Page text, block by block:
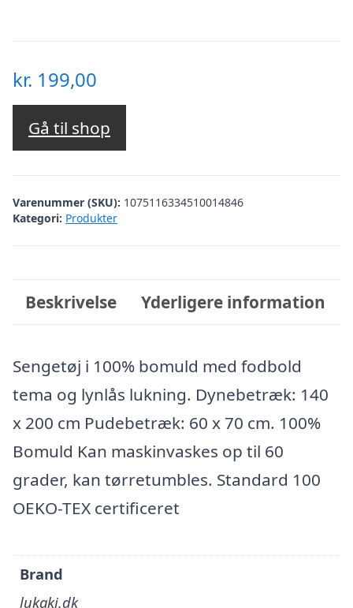
kr. 199,00
Gå til shop
Varenummer (SKU): 1075116334510014846
Kategori: Produkter
Beskrivelse Yderligere information
Sengetøj i 100% bomuld med fodbold
tema og lynlås lukning. Dynebetræk: 140
x 200 cm Pudebetræk: 60 x 70 cm. 100%
Bomuld Kan maskinvaskes op til 60
grader, kan tørretumbles. Standard 100
OEKO-TEX certificeret
Brand
lukaki.dk